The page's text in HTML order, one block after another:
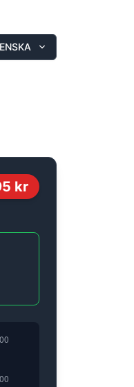
kr